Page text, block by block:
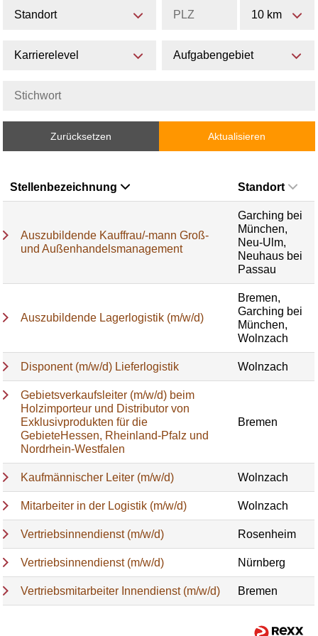
Standort 10 km
Karrierelevel Aufgabengebiet
Zurücksetzen Aktualisieren
Stellenbezeichnung Standort
Auszubildende Kauffrau/-mann Groß-
und Außenhandelsmanagement
Garching bei
München,
Neu-Ulm,
Neuhaus bei
Passau
Auszubildende Lagerlogistik (m/w/d)
Bremen,
Garching bei
München,
Wolnzach
Disponent (m/w/d) Lieferlogistik Wolnzach
Gebietsverkaufsleiter (m/w/d) beim
Holzimporteur und Distributor von
Exklusivprodukten für die
GebieteHessen, Rheinland-Pfalz und
Nordrhein-Westfalen
Bremen
Kaufmännischer Leiter (m/w/d) Wolnzach
Mitarbeiter in der Logistik (m/w/d) Wolnzach
Vertriebsinnendienst (m/w/d) Rosenheim
Vertriebsinnendienst (m/w/d) Nürnberg
Vertriebsmitarbeiter Innendienst (m/w/d) Bremen